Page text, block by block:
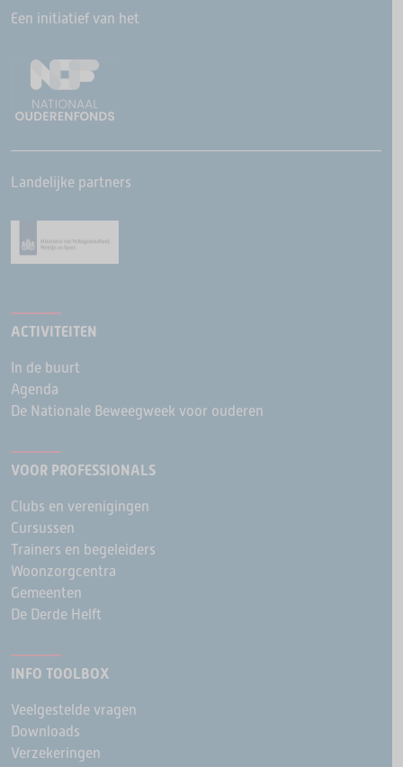
Een initiatief van het
Landelijke partners
ACTIVITEITEN
In de buurt
Agenda
De Nationale Beweegweek voor ouderen
VOOR PROFESSIONALS
Clubs en verenigingen
Cursussen
Trainers en begeleiders
Woonzorgcentra
Gemeenten
De Derde Helft
INFO TOOLBOX
Veelgestelde vragen
Downloads
Verzekeringen